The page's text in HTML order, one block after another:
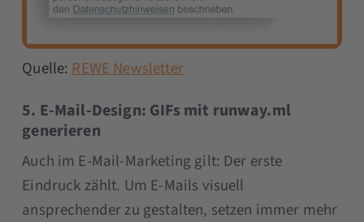
Quelle:REWE Newsletter
5. E-Mail-Design: GIFs mit runway.ml
generieren
Auch im E-Mail-Marketing gilt: Der erste
Eindruck zählt. Um E-Mails visuell
ansprechender zu gestalten, setzen immer mehr